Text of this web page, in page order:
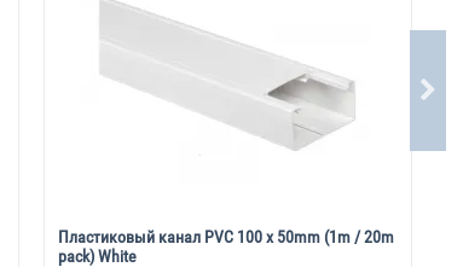
Пластиковый канал PVC 100 х 50mm (1m / 20m
pack) White